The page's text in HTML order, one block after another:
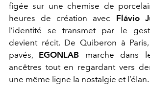
figée sur une chemise de
heures de création avec Flávio
l’identité se transmet par le
devient récit. De Quiberon à
pavés, EGONLAB marche dans
ancêtres tout en regardant vers
une même ligne la nostalgie et l’élan.